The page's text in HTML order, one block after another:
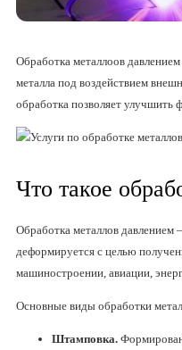
Обработка металлоов
металла под воздействием
обработка позволяет улучшить
Что такое
Обработка металлов давлением
деформируется с целью
машиностроении, авиации,
Основные виды обработки
Штамповка.